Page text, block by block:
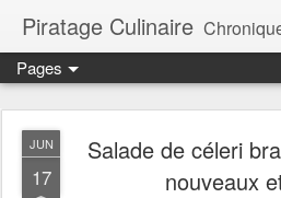
Piratage Culinaire Chronique
Pages
JUN
17
Salade de céleri
nouveaux